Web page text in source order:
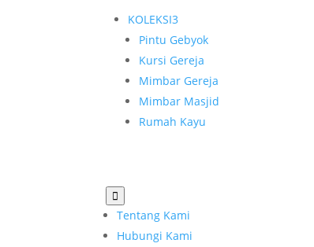
KOLEKSI3
Pintu Gebyok
Kursi Gereja
Mimbar Gereja
Mimbar Masjid
Rumah Kayu

Tentang Kami
Hubungi Kami